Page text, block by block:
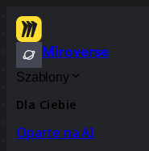
Miroverse
Szablony
Dla Ciebie
Oparte na AI